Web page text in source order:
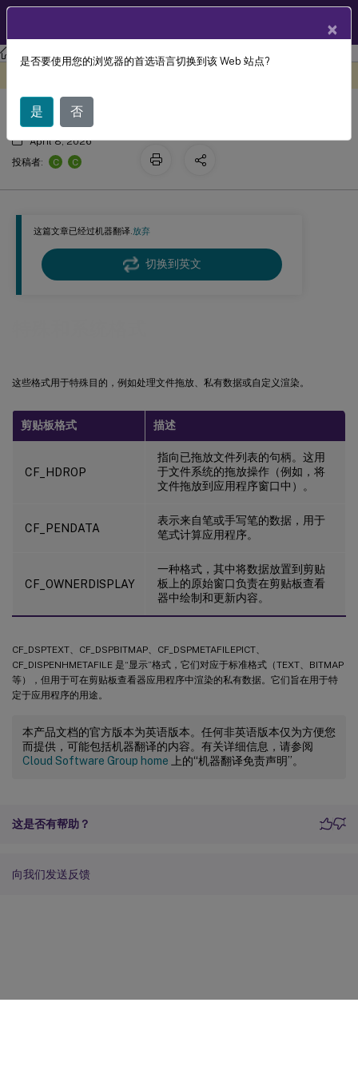
Citrix Virtual Apps and Desktops7 2511 参考
这篇文章已经过机器翻译.放弃
切换到英文
这些格式用于特殊目的，例如处理文件拖放、私有数据或自定义渲染。
剪贴板格式 描述
CF_HDROP
指向已拖放文件列表的句柄。这用
于文件系统的拖放操作（例如，将
文件拖放到应用程序窗口中）。
CF_PENDATA
表示来自笔或手写笔的数据，用于
笔式计算应用程序。
CF_OWNERDISPLAY
一种格式，其中将数据放置到剪贴
板上的原始窗口负责在剪贴板查看
器中绘制和更新内容。
CF_DSPTEXT、CF_DSPBITMAP、CF_DSPMETAFILEPICT、
CF_DISPENHMETAFILE 是“显示”格式，它们对应于标准格式（TEXT、BITMAP
等），但用于可在剪贴板查看器应用程序中渲染的私有数据。它们旨在用于特
定于应用程序的用途。
本产品文档的官方版本为英语版本。任何非英语版本仅为方便您
而提供，可能包括机器翻译的内容。有关详细信息，请参阅
Cloud Software Group home 上的“机器翻译免责声明”。
这是否有帮助？
向我们发送反馈
特殊和系统格式
April 8, 2026
投稿者:
C C
×
是否要使用您的浏览器的首选语言切换到该 Web 站点?
是 否